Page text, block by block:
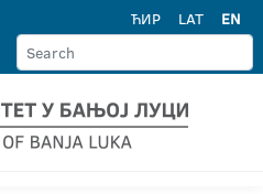
ЋИР LAT EN